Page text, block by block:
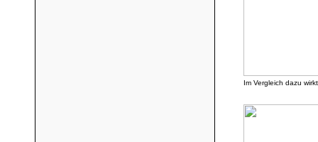
Im Vergleich dazu